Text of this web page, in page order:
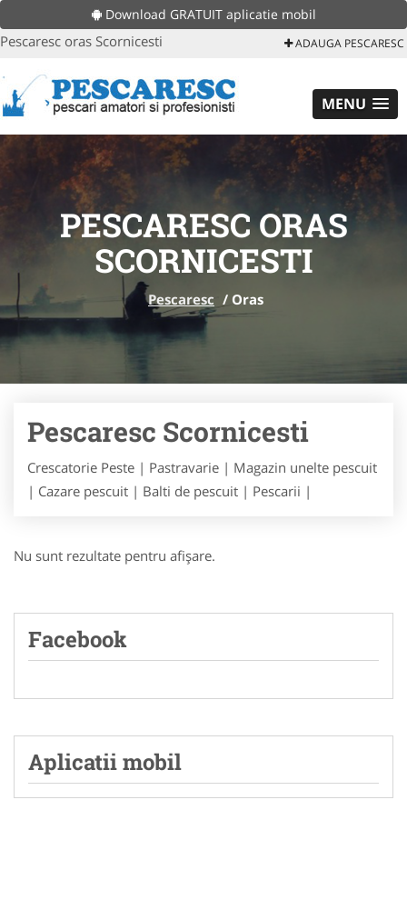
Download GRATUIT aplicatie mobil
Pescaresc oras Scornicesti ADAUGA PESCARESC
MENU
PESCARESC ORAS
SCORNICESTI
Pescaresc / Oras
Pescaresc Scornicesti
Crescatorie Peste | Pastravarie | Magazin unelte pescuit
| Cazare pescuit | Balti de pescuit | Pescarii |
Nu sunt rezultate pentru afişare.
Facebook
Aplicatii mobil